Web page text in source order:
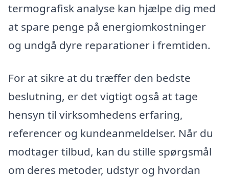
termografisk analyse kan hjælpe dig med
at spare penge på energiomkostninger
og undgå dyre reparationer i fremtiden.
For at sikre at du træffer den bedste
beslutning, er det vigtigt også at tage
hensyn til virksomhedens erfaring,
referencer og kundeanmeldelser. Når du
modtager tilbud, kan du stille spørgsmål
om deres metoder, udstyr og hvordan